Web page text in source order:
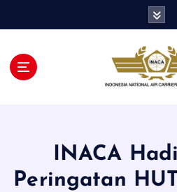
INACA
Peringatan